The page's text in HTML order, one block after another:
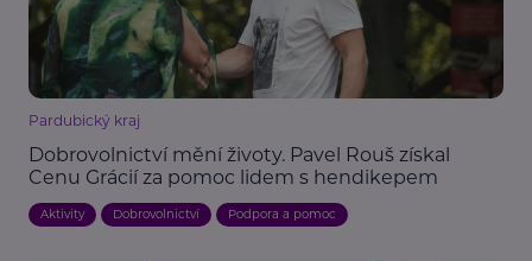
Pardubický kraj
Dobrovolnictví mění životy. Pavel Rouš získal
Cenu Grácií za pomoc lidem s hendikepem
Aktivity Dobrovolnictví Podpora a pomoc